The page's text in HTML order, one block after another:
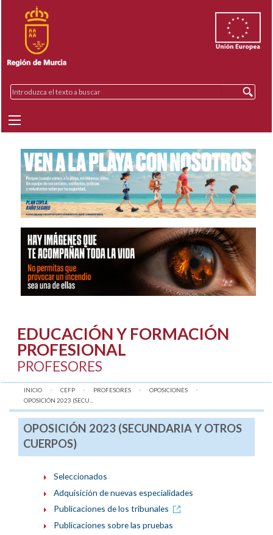
EDUCACIÓN Y FORMACIÓN
PROFESIONAL
PROFESORES
INICIO CEFP PROFESORES
OPOSICIONES
AQUÍ:
OPOSICIÓN 2023 (SECU...
OPOSICIÓN 2023 (SECUNDARIA Y OTROS
CUERPOS)
Seleccionados
Adquisición de nuevas especialidades
Publicaciones de los tribunales
Publicaciones sobre las pruebas